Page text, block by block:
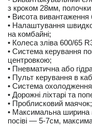
з кроком 28мм,
• Висота
• Налаштування
на комбайні;
• Колеса зліва 600/65
• Система керування
центровкою;
• Пневматична або
• Пульт керування в
• Система охолодження
• Дорожні ліхтарі та
• Проблисковий маячок;
• Максимальна ширина
посіві — 5-7см,